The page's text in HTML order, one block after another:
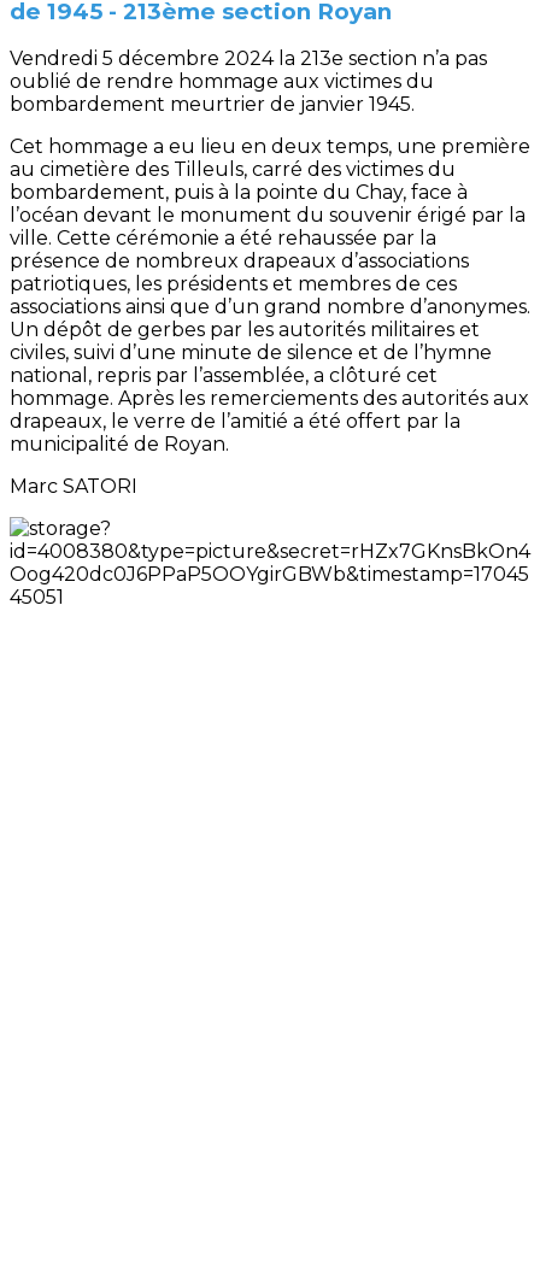
de 1945 - 213ème section Royan
Vendredi 5 décembre 2024 la 213e section n’a pas
oublié de rendre hommage aux victimes du
bombardement meurtrier de janvier 1945.
Cet hommage a eu lieu en deux temps, une première
au cimetière des Tilleuls, carré des victimes du
bombardement, puis à la pointe du Chay, face à
l’océan devant le monument du souvenir érigé par la
ville. Cette cérémonie a été rehaussée par la
présence de nombreux drapeaux d’associations
patriotiques, les présidents et membres de ces
associations ainsi que d’un grand nombre d’anonymes.
Un dépôt de gerbes par les autorités militaires et
civiles, suivi d’une minute de silence et de l’hymne
national, repris par l’assemblée, a clôturé cet
hommage. Après les remerciements des autorités aux
drapeaux, le verre de l’amitié a été offert par la
municipalité de Royan.
Marc SATORI